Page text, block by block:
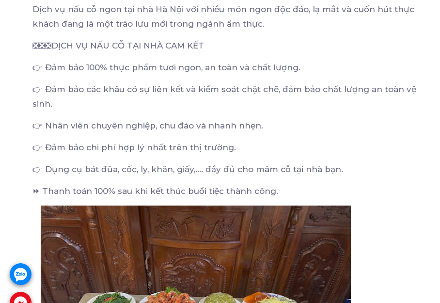
Dịch vụ nấu cỗ ngon tại nhà Hà Nội với nhiều món ngon độc đáo, lạ mắt và cuốn hút thực
khách đang là một trào lưu mới trong ngành ẩm thực.
❎❎❎DỊCH VỤ NẤU CỖ TẠI NHÀ CAM KẾT
👉 Đảm bảo 100% thực phẩm tươi ngon, an toàn và chất lượng.
👉 Đảm bảo các khâu có sự liên kết và kiểm soát chặt chẽ, đảm bảo chất lượng an toàn vệ
sinh.
👉 Nhân viên chuyên nghiệp, chu đáo và nhanh nhẹn.
👉 Đảm bảo chi phí hợp lý nhất trên thị trường.
👉 Dụng cụ bát đũa, cốc, ly, khăn, giấy,.... đầy đủ cho mâm cỗ tại nhà bạn.
⏩ Thanh toán 100% sau khi kết thúc buổi tiệc thành công.